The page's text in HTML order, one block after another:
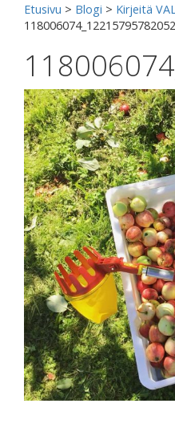
Etusivu > Blogi > Kirjeitä